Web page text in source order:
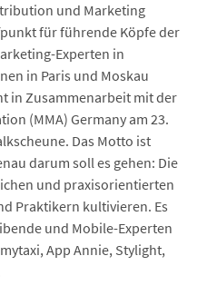
und Marketing
für führende Köpfe der
Experten in
in Paris und Moskau
in Zusammenarbeit mit der
(MMA) Germany am 23.
Das Motto ist
darum soll es gehen: Die
und praxisorientierten
Praktikern kultivieren. Es
und Mobile-Experten
App Annie, Stylight,